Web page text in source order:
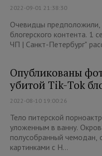
2022-09-01 21:38:30
Очевидцы
блогерского контента. 1
ЧП | Санкт-Петербург"
Опубликованы
убитой Tik-Tok
2022-08-10 19:00:26
Тело питерской
уложенным в ванну.
полусобранный чемодан,
картинками с H...